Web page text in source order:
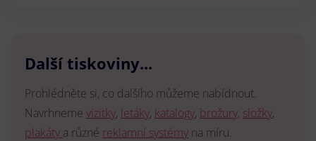
Další tiskoviny...
Prohlédněte si, co dalšího můžeme nabídnout.
Navrhneme vizitky, letáky, katalogy, brožury, složky,
plakáty a různé reklamní systémy na míru.